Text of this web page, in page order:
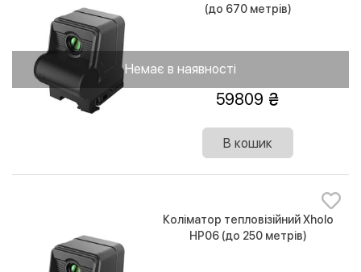
Немає в наявності
(до 670 метрів)
59809
В кошик
Коліматор тепловізійний Xholo
HP06 (до 250 метрів)